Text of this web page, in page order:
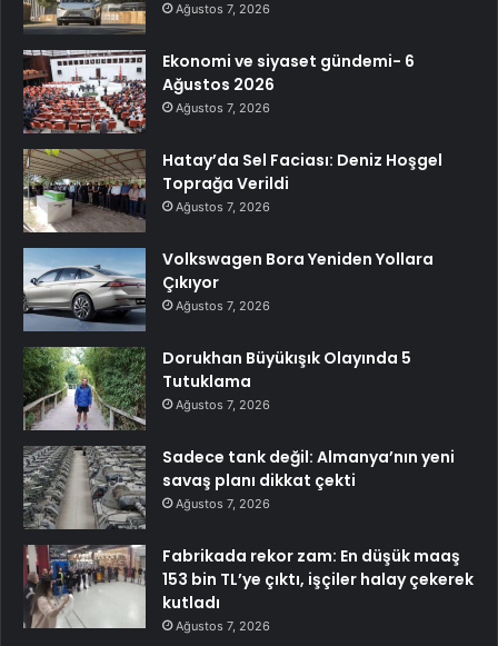
Ağustos 7, 2026
Ekonomi ve siyaset gündemi- 6
Ağustos 2026
Ağustos 7, 2026
Hatay’da Sel Faciası: Deniz Hoşgel
Toprağa Verildi
Ağustos 7, 2026
Volkswagen Bora Yeniden Yollara
Çıkıyor
Ağustos 7, 2026
Dorukhan Büyükışık Olayında 5
Tutuklama
Ağustos 7, 2026
Sadece tank değil: Almanya’nın yeni
savaş planı dikkat çekti
Ağustos 7, 2026
Fabrikada rekor zam: En düşük maaş
153 bin TL’ye çıktı, işçiler halay çekerek
kutladı
Ağustos 7, 2026